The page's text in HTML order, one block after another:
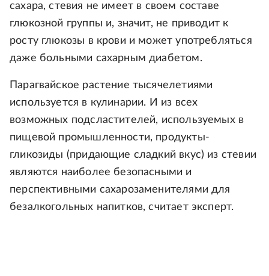
сахара, стевия не имеет в своем составе
глюкозной группы и, значит, не приводит к
росту глюкозы в крови и может употребляться
даже больными сахарным диабетом.
Парагвайское растение тысячелетиями
используется в кулинарии. И из всех
возможных подсластителей, используемых в
пищевой промышленности, продукты-
гликозиды (придающие сладкий вкус) из стевии
являются наиболее безопасными и
перспективными сахарозаменителями для
безалкогольных напитков, считает эксперт.